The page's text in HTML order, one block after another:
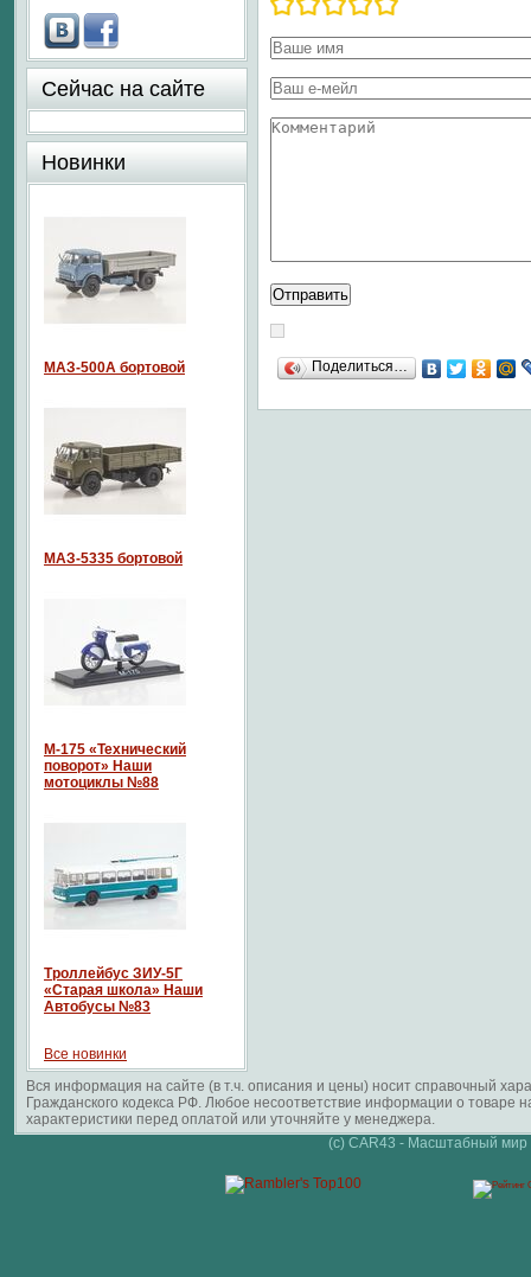
Поделиться…
Сейчас на сайте
Новинки
МАЗ-500А бортовой
МАЗ-5335 бортовой
М-175 «Технический
поворот» Наши
мотоциклы №88
Троллейбус ЗИУ-5Г
«Старая школа» Наши
Автобусы №83
Все новинки
Вся информация на сайте (в т.ч. описания и цены) носит справочный
Гражданского кодекса РФ. Любое несоответствие информации о
характеристики перед оплатой или уточняйте у менеджера.
(c) CAR43 - Масштабный мир